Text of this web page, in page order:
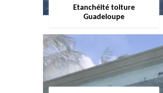
Etanchéité toiture
Guadeloupe